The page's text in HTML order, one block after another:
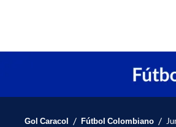
Gol Caracol / Fútbol Colombiano /